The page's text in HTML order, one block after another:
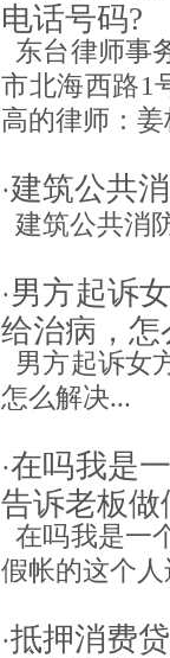
电话号码?
东台律师事
市北海西路1
高的律师：
·建筑公共
建筑公共消
·男方起诉
给治病，怎
男方起诉女
怎么解决...
·在吗我是
告诉老板做
在吗我是一
假帐的这个
·抵押消费